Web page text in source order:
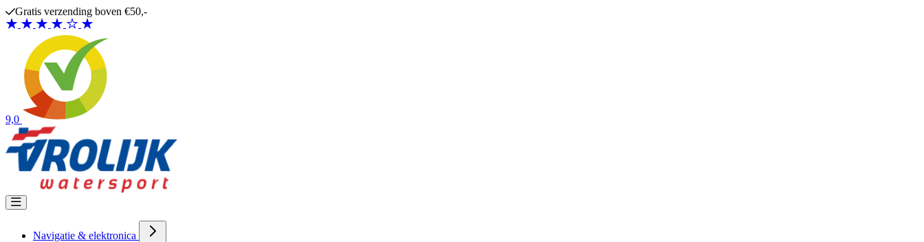
Ga naar de inhoud
Gratis verzending boven €50,-
9,0
Navigatie & elektronica